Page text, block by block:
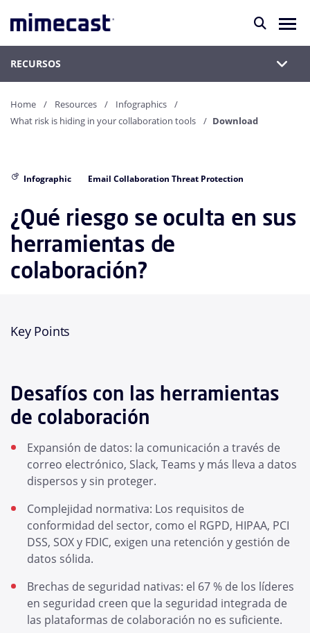
RECURSOS
Home Resources
Infographics
What risk is hiding in your collaboration tools
Download
Infographic Email Collaboration Threat Protection
¿Qué riesgo se oculta en sus
herramientas de
colaboración?
Key Points
Desafíos con las herramientas
de colaboración
Expansión de datos: la comunicación a través de
correo electrónico, Slack, Teams y más lleva a datos
dispersos y sin proteger.
Complejidad normativa: Los requisitos de
conformidad del sector, como el RGPD, HIPAA, PCI
DSS, SOX y FDIC, exigen una retención y gestión de
datos sólida.
Brechas de seguridad nativas: el 67 % de los líderes
en seguridad creen que la seguridad integrada de
las plataformas de colaboración no es suficiente.